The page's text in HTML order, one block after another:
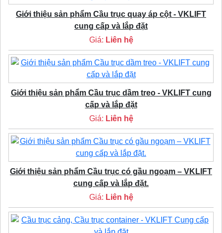
Giới thiệu sản phẩm Cầu trục quay áp cột - VKLIFT
cung cấp và lắp đặt
Giá: Liên hệ
Giới thiệu sản phẩm Cầu trục dầm treo - VKLIFT cung
cấp và lắp đặt
Giá: Liên hệ
Giới thiệu sản phẩm Cầu trục có gầu ngoạm – VKLIFT
cung cấp và lắp đặt.
Giá: Liên hệ